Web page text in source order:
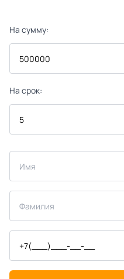
На сумму:
На срок: